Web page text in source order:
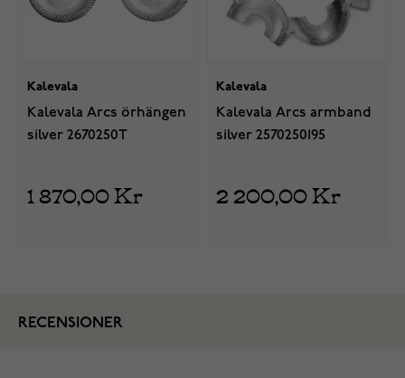
Kalevala
Kalevala Arcs örhängen
silver 2670250T
1 870,00 Kr
Kalevala
Kalevala Arcs armband
silver 2570250195
2 200,00 Kr
RECENSIONER